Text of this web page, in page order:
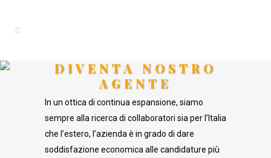
DIVENTA NOSTRO
AGENTE
In un ottica di continua espansione, siamo
sempre alla ricerca di collaboratori sia per l’Italia
che l’estero, l’azienda è in grado di dare
soddisfazione economica alle candidature più